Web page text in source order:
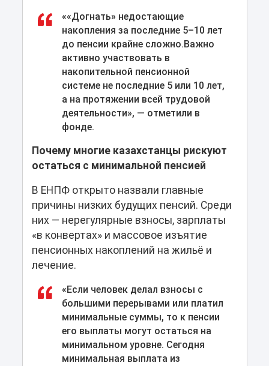
««Догнать» недостающие
накопления за последние 5–10 лет
до пенсии крайне сложно.Важно
активно участвовать в
накопительной пенсионной
системе не последние 5 или 10 лет,
а на протяжении всей трудовой
деятельности», — отметили в
фонде.
Почему многие казахстанцы рискуют
остаться с минимальной пенсией
В ЕНПФ открыто назвали главные
причины низких будущих пенсий. Среди
них — нерегулярные взносы, зарплаты
«в конвертах» и массовое изъятие
пенсионных накоплений на жильё и
лечение.
«Если человек делал взносы с
большими перерывами или платил
минимальные суммы, то к пенсии
его выплаты могут остаться на
минимальном уровне. Сегодня
минимальная выплата из